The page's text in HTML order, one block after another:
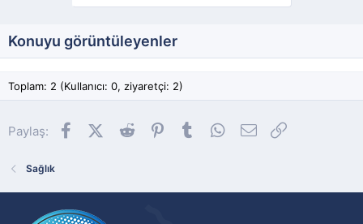
Konuyu görüntüleyenler
Toplam: 2 (Kullanıcı: 0, ziyaretçi: 2)
Paylaş: FacebookX (Twitter)
Reddit Pinterest
Tumblr WhatsApp
E-posta
Sağlık